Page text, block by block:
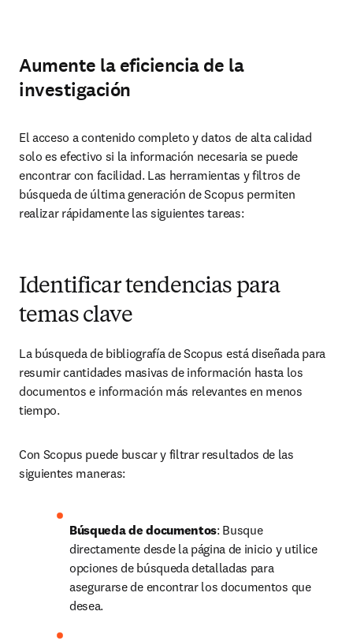
Aumente la eficiencia de la
investigación
El acceso a contenido completo y datos de alta calidad
solo es efectivo si la información necesaria se puede
encontrar con facilidad. Las herramientas y filtros de
búsqueda de última generación de Scopus permiten
realizar rápidamente las siguientes tareas:
Identificar tendencias para
temas clave
La búsqueda de bibliografía de Scopus está diseñada para
resumir cantidades masivas de información hasta los
documentos e información más relevantes en menos
tiempo.
Con Scopus puede buscar y filtrar resultados de las
siguientes maneras:
Búsqueda de documentos: Busque
directamente desde la página de inicio y utilice
opciones de búsqueda detalladas para
asegurarse de encontrar los documentos que
desea.